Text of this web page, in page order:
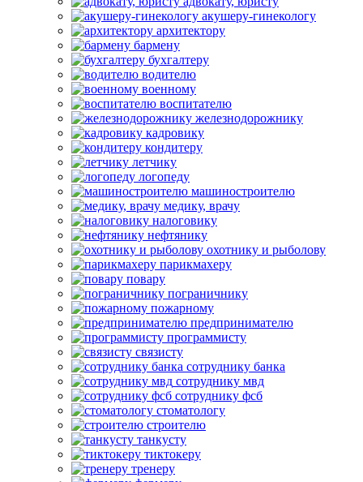
акушеру-гинекологу
архитектору
бармену
бухгалтеру
водителю
военному
воспитателю
железнодорожнику
кадровику
кондитеру
летчику
логопеду
машиностроителю
медику, врачу
налоговику
нефтянику
охотнику и рыболову
парикмахеру
повару
пограничнику
пожарному
предпринимателю
программисту
связисту
сотруднику банка
сотруднику мвд
сотруднику фсб
стоматологу
строителю
танкусту
тиктокеру
тренеру